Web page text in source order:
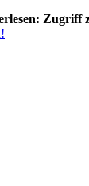
Zugriff